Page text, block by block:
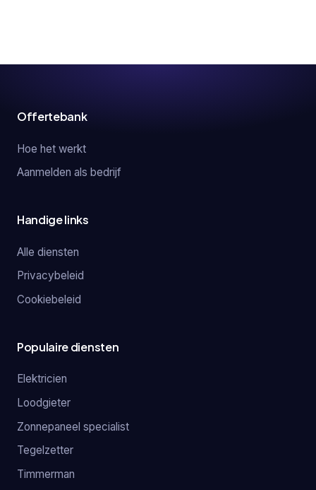
Offertebank
Hoe het werkt
Aanmelden als bedrijf
Handige links
Alle diensten
Privacybeleid
Cookiebeleid
Populaire diensten
Elektricien
Loodgieter
Zonnepaneel specialist
Tegelzetter
Timmerman